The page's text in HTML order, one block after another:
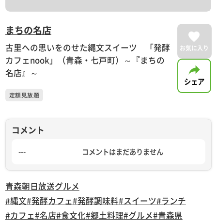
まちの名店
古里への思いをのせた縄文スイーツ 「発酵
カフェnook」（青森・七戸町）～『まちの
名店』～
定額見放題
お気に入り
シェア
コメント
--- コメントはまだありません
青森朝日放送グルメ
#縄文#発酵カフェ#発酵調味料#スイーツ#ランチ
#カフェ#名店#食文化#郷土料理#グルメ#青森県